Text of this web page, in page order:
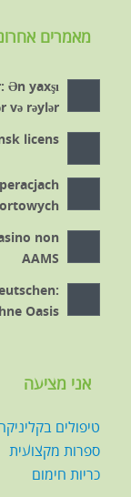
מאמרים
Ən yaxşı
və rəylər
licens
non
AAMS
Oasis
אני מציעה
טיפולים
ספרות מקצועית
כריות חימום